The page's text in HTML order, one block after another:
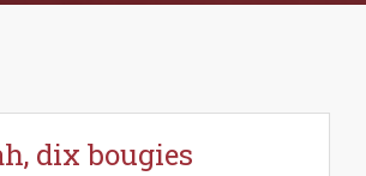
dix bougies